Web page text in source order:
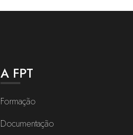
A FPT
Formação
Documentação